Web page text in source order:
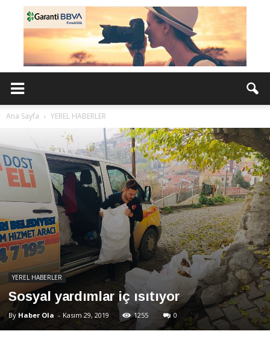
Ana Sayfa YEREL HABERLER
YEREL HABERLER
Sosyal yardımlar iç ısıtıyor
By Haber Ola - Kasım 29, 2019 1255 0